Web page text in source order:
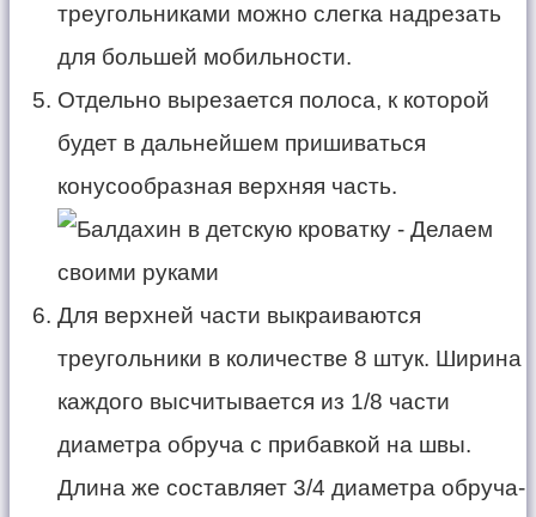
треугольниками можно слегка надрезать
для большей мобильности.
Отдельно вырезается полоса, к которой
будет в дальнейшем пришиваться
конусообразная верхняя часть.
Для верхней части выкраиваются
треугольники в количестве 8 штук. Ширина
каждого высчитывается из 1/8 части
диаметра обруча с прибавкой на швы.
Длина же составляет 3/4 диаметра обруча-